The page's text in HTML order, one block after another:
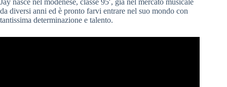
Jay nasce nel modenese, classe 95′, già nel mercato musicale
da diversi anni ed è pronto farvi entrare nel suo mondo con
tantissima determinazione e talento.